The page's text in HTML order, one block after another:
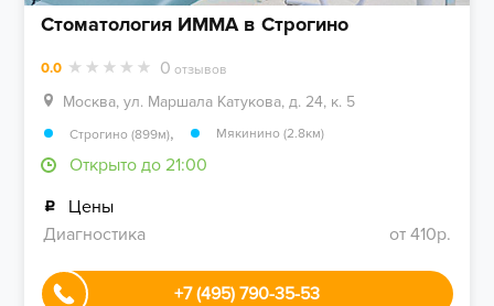
Стоматология ИММА в Строгино
0.0 0 отзывов
Москва, ул. Маршала Катукова, д. 24, к. 5
Строгино (899м), Мякинино (2.8км)
Открыто до 21:00
Цены
Диагностика
от 410р.
+7 (495) 790-35-53